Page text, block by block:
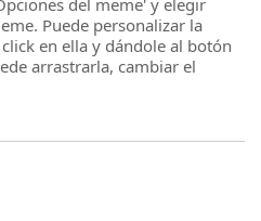
Puede personalizar la
en ella y dándole al botón
arrastrarla, cambiar el